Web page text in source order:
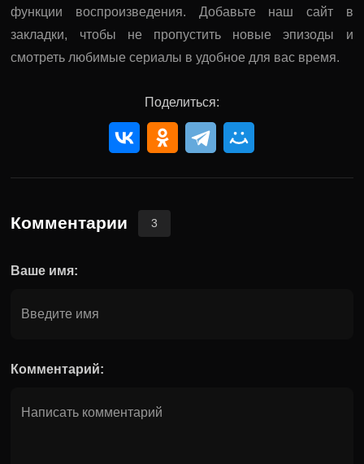
функции воспроизведения. Добавьте наш сайт в
закладки, чтобы не пропустить новые эпизоды и
смотреть любимые сериалы в удобное для вас время.
Поделиться:
Комментарии 3
Ваше имя:
Комментарий: